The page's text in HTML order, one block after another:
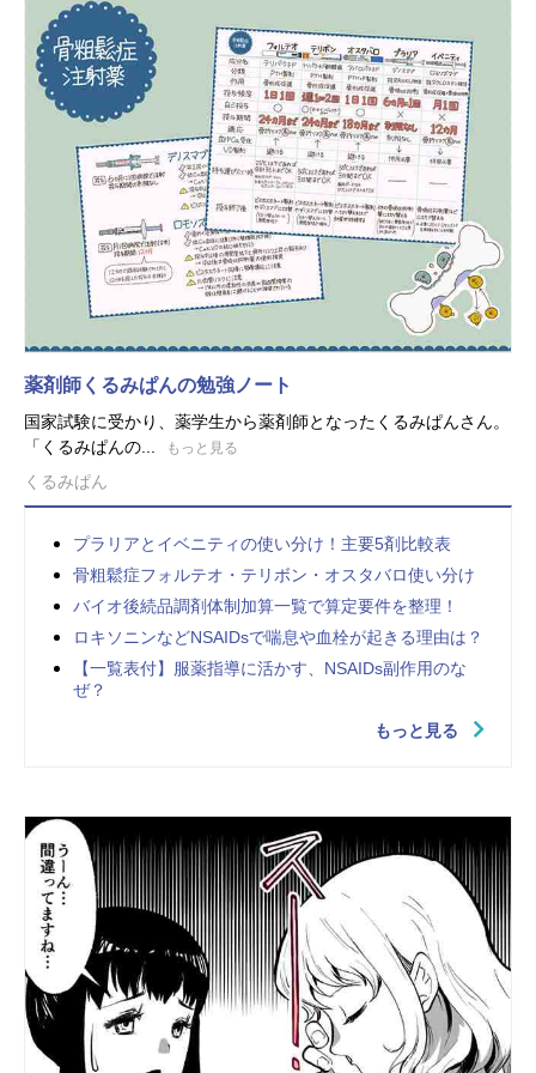
薬剤師くるみぱんの勉強ノート
国家試験に受かり、薬学生から薬剤師となったくるみぱんさん。
「くるみぱんの...
もっと見る
くるみぱん
プラリアとイベニティの使い分け！主要5剤比較表
骨粗鬆症フォルテオ・テリボン・オスタバロ使い分け
バイオ後続品調剤体制加算一覧で算定要件を整理！
ロキソニンなどNSAIDsで喘息や血栓が起きる理由は？
【一覧表付】服薬指導に活かす、NSAIDs副作用のな
ぜ？
もっと見る